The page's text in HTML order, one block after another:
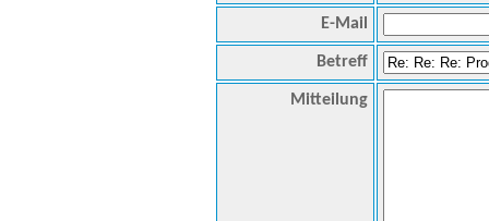
E-Mail
Betreff
Mitteilung